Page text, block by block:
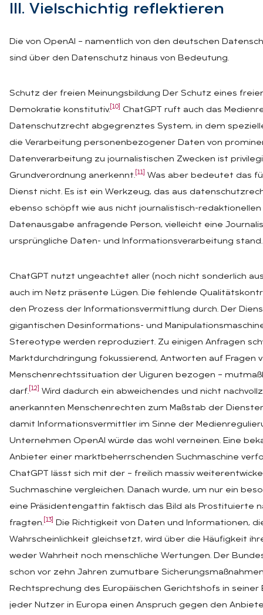
III. Viel­schich­tig re­flek­tie­ren
Die von OpenAI – namentlich von den deutschen
sind über den Datenschutz hinaus von Bedeutung.
Schutz der freien Meinungsbildung Der Schutz eines
Demokratie konstitutiv. [10]
ChatGPT ruft auch das
Datenschutzrecht abgegrenztes System, in dem
die Verarbeitung personenbezogener Daten von
Datenverarbeitung zu journalistischen Zwecken ist
Grundverordnung anerkennt. [11]
Was aber bedeutet das
Dienst nicht. Es ist ein Werkzeug, das aus
ebenso schöpft wie aus nicht journalistisch-
Datenausgabe anfragende Person, vielleicht eine
ursprüngliche Daten- und Informationsverarbeitung stand.
ChatGPT nutzt ungeachtet aller (noch nicht sonderlich
auch im Netz präsente Lügen. Die fehlende
den Prozess der Informationsvermittlung durch. Der
gigantischen Desinformations- und
Stereotype werden reproduziert. Zu einigen Anfragen
Marktdurchdringung fokussierend, Antworten auf Fragen
Menschenrechtssituation der Uiguren bezogen –
darf. [12]
Wird dadurch ein abweichendes und nicht
anerkannten Menschenrechten zum Maßstab der
damit Informationsvermittler im Sinne der
Unternehmen OpenAI würde das wohl verneinen. Eine
Anbieter einer marktbeherrschenden Suchmaschine
ChatGPT lässt sich mit der – freilich massiv
Suchmaschine vergleichen. Danach wurde, um nur ein
eine Präsidentengattin faktisch das Bild als Prostituierte
fragten. [13]
Die Richtigkeit von Daten und Informationen,
Wahrscheinlichkeit gleichsetzt, wird über die Häufigkeit
weder Wahrheit noch menschliche Wertungen. Der
schon vor zehn Jahren zumutbare
Rechtsprechung des Europäischen Gerichtshofs in seiner
jeder Nutzer in Europa einen Anspruch gegen den